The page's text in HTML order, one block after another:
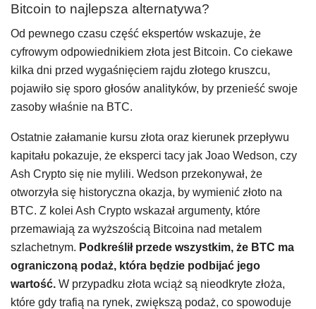
Bitcoin to najlepsza alternatywa?
Od pewnego czasu część ekspertów wskazuje, że
cyfrowym odpowiednikiem złota jest Bitcoin. Co ciekawe
kilka dni przed wygaśnięciem rajdu złotego kruszcu,
pojawiło się sporo głosów analityków, by przenieść swoje
zasoby właśnie na BTC.
Ostatnie załamanie kursu złota oraz kierunek przepływu
kapitału pokazuje, że eksperci tacy jak Joao Wedson, czy
Ash Crypto się nie mylili. Wedson przekonywał, że
otworzyła się historyczna okazja, by wymienić złoto na
BTC. Z kolei Ash Crypto wskazał argumenty, które
przemawiają za wyższością Bitcoina nad metalem
szlachetnym. Podkreślił przede wszystkim, że BTC ma
ograniczoną podaż, która będzie podbijać jego
wartość. W przypadku złota wciąż są nieodkryte złoża,
które gdy trafią na rynek, zwiększą podaż, co spowoduje